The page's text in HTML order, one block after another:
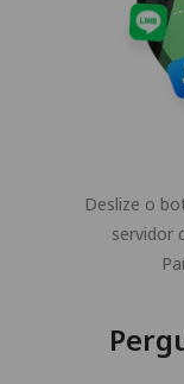
Deslize o
servidor